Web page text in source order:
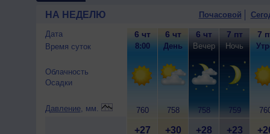
НА НЕДЕЛЮ Почасовой
Дата
Время суток
Облачность
Осадки
Давление, мм.
6 чт
8:00
760
+27
6 чт
День
758
+30
6 чт
Вечер
758
+28
7 пт
Ночь
759
+23
7